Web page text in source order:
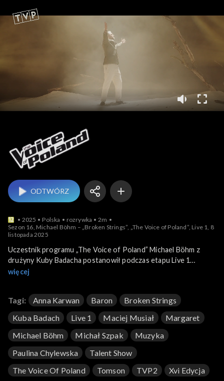
ODTWÓRZ
2025 Polska rozrywka
2m
Sezon 16, Michael Böhm – „Broken Strings”, „The Voice of Poland”, Live 1, 8
listopada 2025
Uczestnik programu „The Voice of Poland” Michael Böhm z
drużyny Kuby Badacha postanowił podczas etapu Live 1
wykonać piosenkę „Broken Strings”. To utwór z drugiego
Truths for Me” z 2008 roku, który jest duetem z kanadyjską
piosenkarką Nelly Furtado. Böhm swoją wersję przeboju
zaprezentował 8 listopada 2025 roku na antenie TVP2.
więcej
Tagi: Anna Karwan Baron
Broken Strings
Kuba Badach
Live 1 Maciej Musiał
Margaret
Michael Böhm
Michał Szpak
Muzyka
Paulina Chylewska
Talent Show
The Voice Of Poland
Tomson TVP2 Xvi Edycja